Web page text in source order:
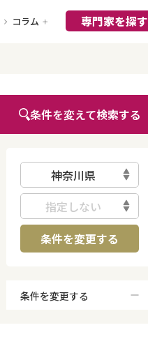
コラム 専門家を探す
条件を変えて検索する
神奈川県
指定しない
条件を変更する
条件を変更する